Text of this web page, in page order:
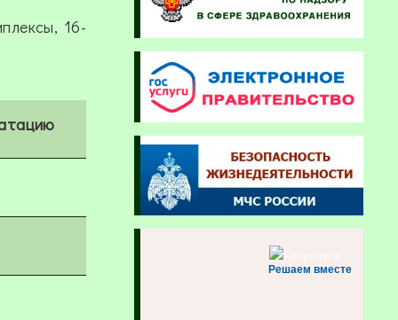
16-
Решаем вместе